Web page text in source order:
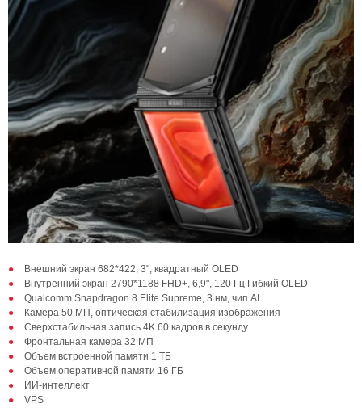
Внешний экран 682*422, 3", квадратный OLED
Внутренний экран 2790*1188 FHD+, 6,9", 120 Гц Гибкий OLED
Qualcomm Snapdragon 8 Elite Supreme, 3 нм, чип AI
Камера 50 МП, оптическая стабилизация изображения
Сверхстабильная запись 4K 60 кадров в секунду
Фронтальная камера 32 МП
Объем встроенной памяти 1 ТБ
Объем оперативной памяти 16 ГБ
ИИ-интеллект
VPS